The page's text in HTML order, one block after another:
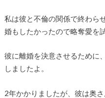
私は彼と不倫の関係で終わら
婚もしたかったので略奪愛を
彼に離婚を決意させるために
しましたよ。
2年かかりましたが、彼は奥